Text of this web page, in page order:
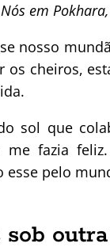
Nós em
nosso
cheiros,
sol que
me fazia
esse pelo
sob